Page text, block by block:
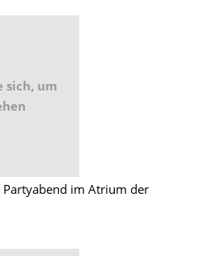
sich, um
im Atrium der